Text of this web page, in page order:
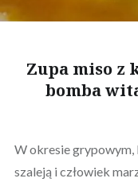
Zupa miso z
bomba
W okresie grypowym,
szaleją i człowiek